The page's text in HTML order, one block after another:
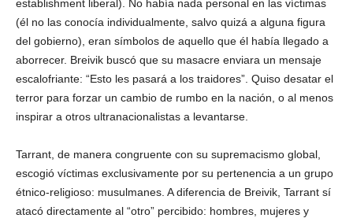
establishment liberal). No había nada personal en las víctimas
(él no las conocía individualmente, salvo quizá a alguna figura
del gobierno), eran símbolos de aquello que él había llegado a
aborrecer. Breivik buscó que su masacre enviara un mensaje
escalofriante: “Esto les pasará a los traidores”. Quiso desatar el
terror para forzar un cambio de rumbo en la nación, o al menos
inspirar a otros ultranacionalistas a levantarse.
Tarrant, de manera congruente con su supremacismo global,
escogió víctimas exclusivamente por su pertenencia a un grupo
étnico-religioso: musulmanes. A diferencia de Breivik, Tarrant sí
atacó directamente al “otro” percibido: hombres, mujeres y